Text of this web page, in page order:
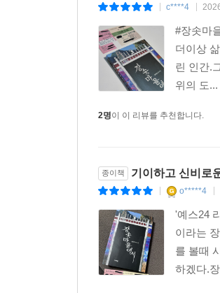
c****4
#장솟마
더이상
린 인간.
위의 도...
2명이 이 리뷰를 추천합니다.
종이책 기이하고 신비로
o*****4
'예스24
이라는
를 볼때
하겠다.